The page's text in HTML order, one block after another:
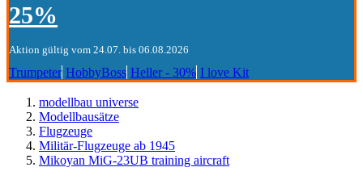
25%
Aktion gültig vom 24.07. bis 06.08.2026
Trumpeter HobbyBoss Heller - 30% I love Kit
modellbau universe
Modellbausätze
Flugzeuge
Militär-Flugzeuge ab 1945
Mikoyan MiG-23UB training aircraft